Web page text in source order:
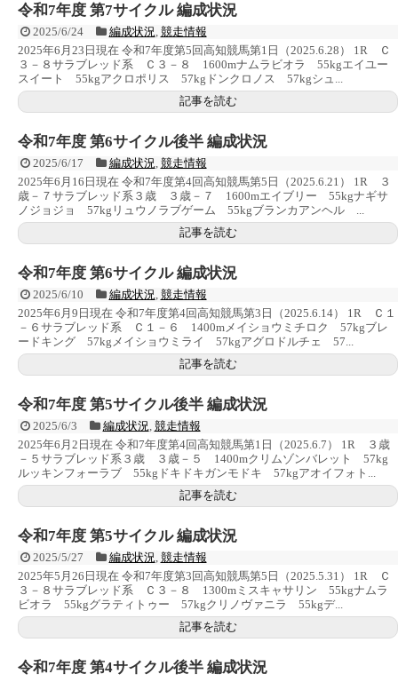
令和7年度 第7サイクル 編成状況
2025/6/24 編成状況 競走情報
2025年6月23日現在 令和7年度第5回高知競馬第1日（2025.6.28） 1R Ｃ
３－８サラブレッド系 Ｃ３－８ 1600mナムラビオラ 55kgエイユー
スイート 55kgアクロポリス 57kgドンクロノス 57kgシュ...
記事を読む
令和7年度 第6サイクル後半 編成状況
2025/6/17 編成状況 競走情報
2025年6月16日現在 令和7年度第4回高知競馬第5日（2025.6.21） 1R ３
歳－７サラブレッド系３歳 ３歳－７ 1600mエイブリー 55kgナギサ
ノジョジョ 57kgリュウノラブゲーム 55kgブランカアンヘル ...
記事を読む
令和7年度 第6サイクル 編成状況
2025/6/10 編成状況 競走情報
2025年6月9日現在 令和7年度第4回高知競馬第3日（2025.6.14） 1R Ｃ１
－６サラブレッド系 Ｃ１－６ 1400mメイショウミチロク 57kgブレ
ードキング 57kgメイショウミライ 57kgアグロドルチェ 57...
記事を読む
令和7年度 第5サイクル後半 編成状況
2025/6/3 編成状況 競走情報
2025年6月2日現在 令和7年度第4回高知競馬第1日（2025.6.7） 1R ３歳
－５サラブレッド系３歳 ３歳－５ 1400mクリムゾンバレット 57kg
ルッキンフォーラブ 55kgドキドキガンモドキ 57kgアオイフォト...
記事を読む
令和7年度 第5サイクル 編成状況
2025/5/27 編成状況 競走情報
2025年5月26日現在 令和7年度第3回高知競馬第5日（2025.5.31） 1R Ｃ
３－８サラブレッド系 Ｃ３－８ 1300mミスキャサリン 55kgナムラ
ビオラ 55kgグラティトゥー 57kgクリノヴァニラ 55kgデ...
記事を読む
令和7年度 第4サイクル後半 編成状況